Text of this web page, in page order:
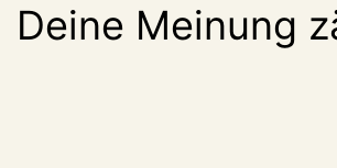
Deine Meinung